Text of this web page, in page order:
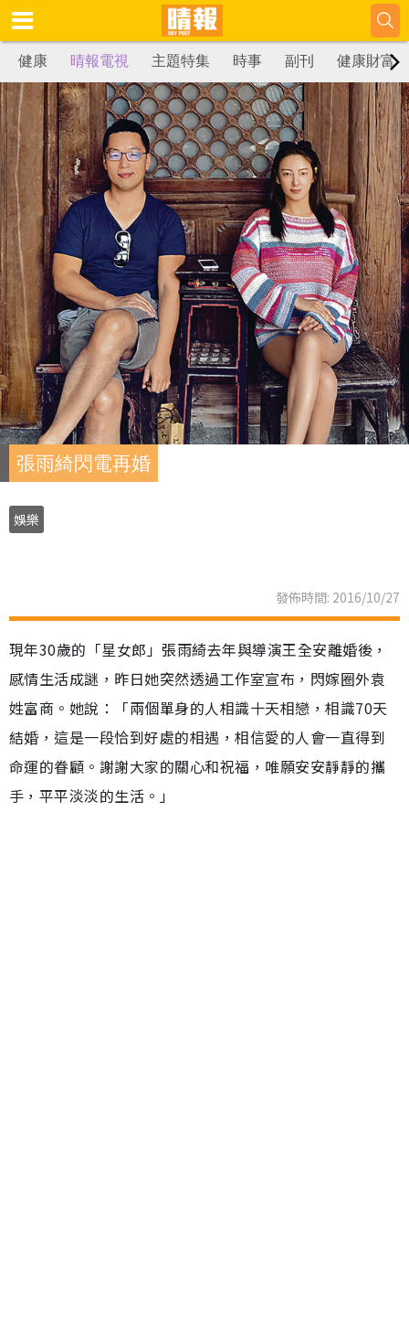
健康 晴報電視 主題特集 時事 副刊 健康財富
張雨綺閃電再婚
娛樂
發佈時間: 2016/10/27
現年30歲的「星女郎」張雨綺去年與導演王全安離婚後，
感情生活成謎，昨日她突然透過工作室宣布，閃嫁圈外袁
姓富商。她說：「兩個單身的人相識十天相戀，相識70天
結婚，這是一段恰到好處的相遇，相信愛的人會一直得到
命運的眷顧。謝謝大家的關心和祝福，唯願安安靜靜的攜
手，平平淡淡的生活。」